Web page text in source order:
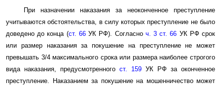
При назначении наказания за неоконченное преступление
учитываются обстоятельства, в силу которых преступление не было
доведено до конца (ст. 66УК РФ). Согласно ч. 3 ст. 66 УК РФ срок
или размер наказания за покушение на преступление не может
превышать 3/4 максимального срока или размера наиболее строгого
вида наказания, предусмотренного ст. 159 УК РФ за оконченное
преступление. Наказанием за покушение на мошенничество может